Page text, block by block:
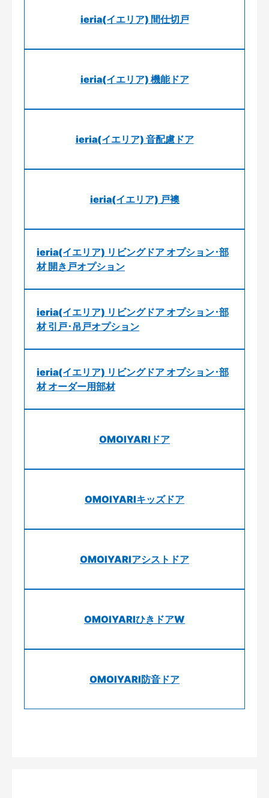
ieria(イエリア) 間仕切戸
ieria(イエリア) 機能ドア
ieria(イエリア) 音配慮ドア
ieria(イエリア) 戸襖
ieria(イエリア) リビングドア オプション･部
材 開き戸オプション
ieria(イエリア) リビングドア オプション･部
材 引戸･吊戸オプション
ieria(イエリア) リビングドア オプション･部
材 オーダー用部材
OMOIYARIドア
OMOIYARIキッズドア
OMOIYARIアシストドア
OMOIYARIひきドアW
OMOIYARI防音ドア